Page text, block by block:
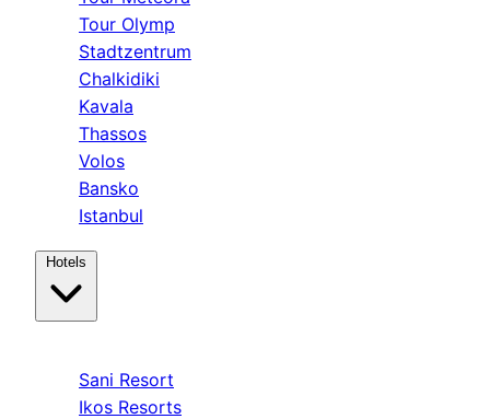
Tour Olymp
Stadtzentrum
Chalkidiki
Kavala
Thassos
Volos
Bansko
Istanbul
Sani Resort
Ikos Resorts